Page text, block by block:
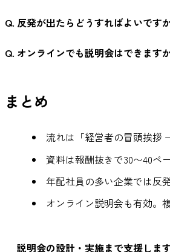
Q. 反発が出たらどうすればよいです
Q. オンラインでも説明会はできます
まとめ
流れは「経営者の冒頭挨
資料は報酬抜きで30〜40ペ
年配社員の多い企業では反
オンライン説明会も有効。
説明会の設計・実施まで支援します